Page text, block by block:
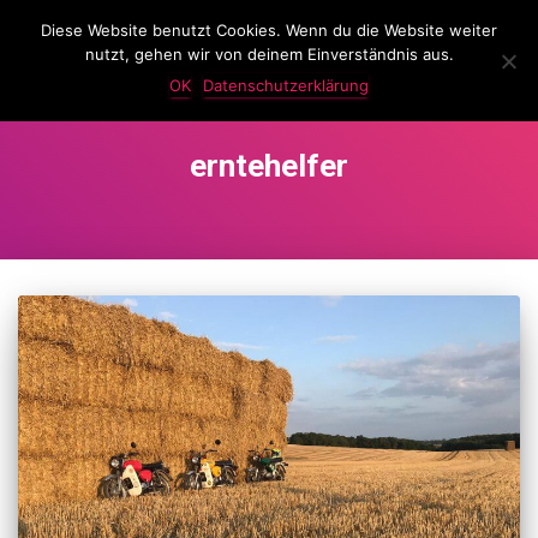
LassKnattern
erntehelfer
Diese Website benutzt Cookies. Wenn du die Website weiter
nutzt, gehen wir von deinem Einverständnis aus.
OK
Datenschutzerklärung